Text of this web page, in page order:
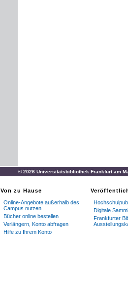
© 2026 Universitätsbibliothek Frankfurt am
Von zu Hause
Online-Angebote außerhalb des
Campus nutzen
Bücher online bestellen
Verlängern, Konto abfragen
Hilfe zu Ihrem Konto
Digitale
Frankfurter